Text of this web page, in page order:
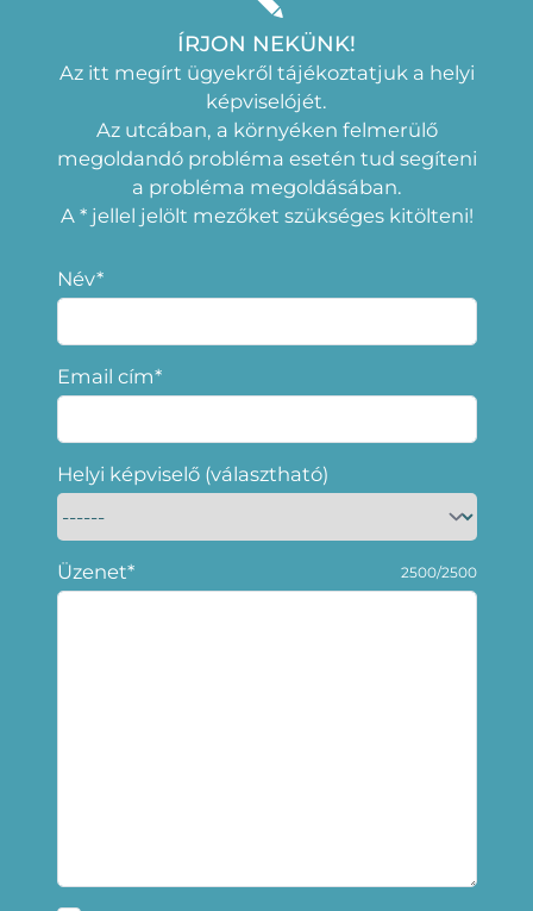
ÍRJON NEKÜNK!
Az itt megírt ügyekről tájékoztatjuk a helyi
képviselójét.
Az utcában, a környéken felmerülő
megoldandó probléma esetén tud segíteni
a probléma megoldásában.
A * jellel jelölt mezőket szükséges kitölteni!
Név*
Email cím*
Helyi képviselő (választható)
Üzenet* 2500/2500